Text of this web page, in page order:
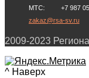
МТС: +7 987
zakaz@rsa-sv.ru
2009-2023
^ Наверх